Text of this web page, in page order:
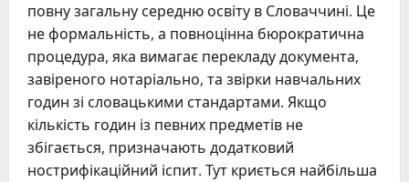
повну загальну середню освіту в Словаччині. Це
не формальність, а повноцінна бюрократична
процедура, яка вимагає перекладу документа,
завіреного нотаріально, та звірки навчальних
годин зі словацькими стандартами. Якщо
кількість годин із певних предметів не
збігається, призначають додатковий
нострифікаційний іспит. Тут криється найбільша